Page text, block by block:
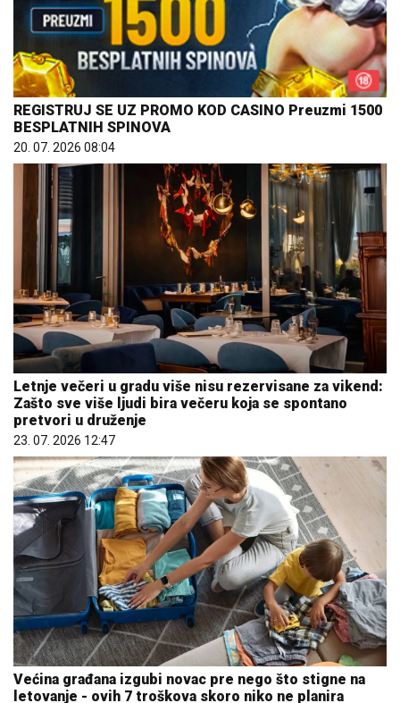
REGISTRUJ SE UZ PROMO KOD CASINO Preuzmi 1500
BESPLATNIH SPINOVA
20. 07. 2026 08:04
Letnje večeri u gradu više nisu rezervisane za vikend:
Zašto sve više ljudi bira večeru koja se spontano
pretvori u druženje
23. 07. 2026 12:47
Većina građana izgubi novac pre nego što stigne na
letovanje - ovih 7 troškova skoro niko ne planira